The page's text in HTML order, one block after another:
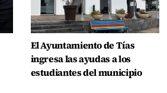
El Ayuntamiento de Tías
ingresa las ayudas a los
estudiantes del municipio